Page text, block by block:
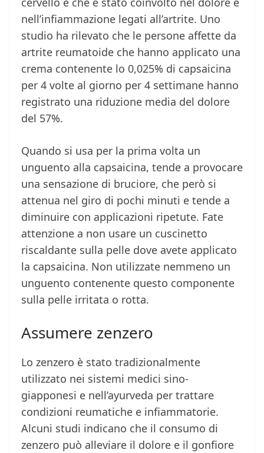
nell’infiammazione legati all’artrite. Uno
studio ha rilevato che le persone affette da
artrite reumatoide che hanno applicato una
crema contenente lo 0,025% di capsaicina
per 4 volte al giorno per 4 settimane hanno
registrato una riduzione media del dolore
del 57%.
Quando si usa per la prima volta un
unguento alla capsaicina, tende a provocare
una sensazione di bruciore, che però si
attenua nel giro di pochi minuti e tende a
diminuire con applicazioni ripetute. Fate
attenzione a non usare un cuscinetto
riscaldante sulla pelle dove avete applicato
la capsaicina. Non utilizzate nemmeno un
unguento contenente questo componente
sulla pelle irritata o rotta.
Assumere zenzero
Lo zenzero è stato tradizionalmente
utilizzato nei sistemi medici sino-
giapponesi e nell’ayurveda per trattare
condizioni reumatiche e infiammatorie.
Alcuni studi indicano che il consumo di
zenzero può alleviare il dolore e il gonfiore